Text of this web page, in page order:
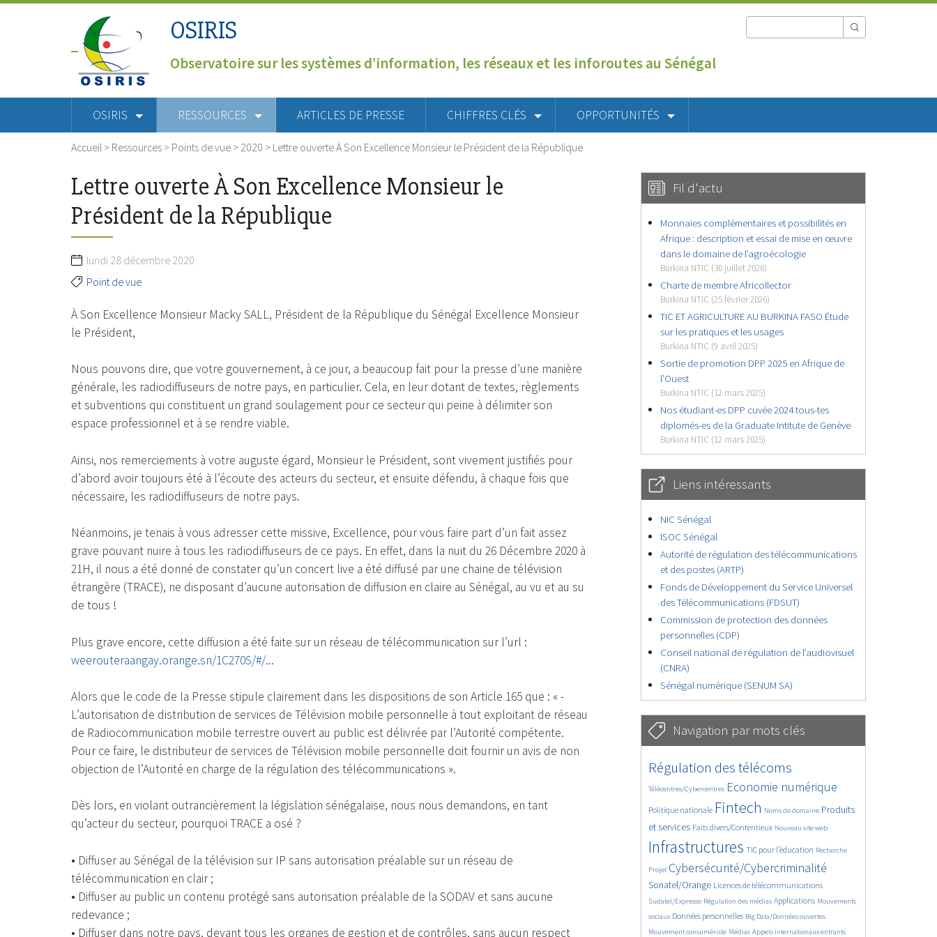
OSIRIS
Observatoire sur les systèmes d’information, les réseaux et les inforoutes au Sénégal
OSIRIS RESSOURCES ARTICLES DE PRESSE CHIFFRES CLÉS OPPORTUNITÉS
Accueil > Ressources > Points de vue > 2020 > Lettre ouverte À Son Excellence Monsieur le Président de la République
Lettre ouverte À Son Excellence Monsieur le
Président de la République
lundi 28 décembre 2020
Point de vue
À Son Excellence Monsieur Macky SALL, Président de la République du Sénégal Excellence Monsieur
le Président,
Nous pouvons dire, que votre gouvernement, à ce jour, a beaucoup fait pour la presse d’une manière
générale, les radiodiffuseurs de notre pays, en particulier. Cela, en leur dotant de textes, règlements
et subventions qui constituent un grand soulagement pour ce secteur qui peine à délimiter son
espace professionnel et à se rendre viable.
Ainsi, nos remerciements à votre auguste égard, Monsieur le Président, sont vivement justifiés pour
d’abord avoir toujours été à l’écoute des acteurs du secteur, et ensuite défendu, à chaque fois que
nécessaire, les radiodiffuseurs de notre pays.
Néanmoins, je tenais à vous adresser cette missive, Excellence, pour vous faire part d’un fait assez
grave pouvant nuire à tous les radiodiffuseurs de ce pays. En effet, dans la nuit du 26 Décembre 2020 à
21H, il nous a été donné de constater qu’un concert live a été diffusé par une chaine de télévision
étrangère (TRACE), ne disposant d’aucune autorisation de diffusion en claire au Sénégal, au vu et au su
de tous !
Plus grave encore, cette diffusion a été faite sur un réseau de télécommunication sur l’url :
weerouteraangay.orange.sn/1C270S/#/...
Alors que le code de la Presse stipule clairement dans les dispositions de son Article 165 que : « -
L’autorisation de distribution de services de Télévision mobile personnelle à tout exploitant de réseau
de Radiocommunication mobile terrestre ouvert au public est délivrée par l’Autorité compétente.
Pour ce faire, le distributeur de services de Télévision mobile personnelle doit fournir un avis de non
objection de l’Autorité en charge de la régulation des télécommunications ».
Dès lors, en violant outrancièrement la législation sénégalaise, nous nous demandons, en tant
qu’acteur du secteur, pourquoi TRACE a osé ?
• Diffuser au Sénégal de la télévision sur IP sans autorisation préalable sur un réseau de
télécommunication en clair ;
• Diffuser au public un contenu protégé sans autorisation préalable de la SODAV et sans aucune
redevance ;
• Diffuser dans notre pays, devant tous les organes de gestion et de contrôles, sans aucun respect
Fil d'actu
Monnaies complémentaires et possibilités en
Afrique : description et essai de mise en œuvre
dans le domaine de l’agroécologie
Burkina NTIC (30 juillet 2026)
Charte de membre Africollector
Burkina NTIC (25 février 2026)
TIC ET AGRICULTURE AU BURKINA FASO Étude
sur les pratiques et les usages
Burkina NTIC (9 avril 2025)
Sortie de promotion DPP 2025 en Afrique de
l’Ouest
Burkina NTIC (12 mars 2025)
Nos étudiant-es DPP cuvée 2024 tous-tes
diplomés-es de la Graduate Intitute de Genève
Burkina NTIC (12 mars 2025)
Liens intéressants
NIC Sénégal
ISOC Sénégal
Autorité de régulation des télécommunications
et des postes (ARTP)
Fonds de Développement du Service Universel
des Télécommunications (FDSUT)
Commission de protection des données
personnelles (CDP)
Conseil national de régulation de l’audiovisuel
(CNRA)
Sénégal numérique (SENUM SA)
Navigation par mots clés
4621/5681
Régulation des télécoms
387/5681
Télécentres/Cybercentres
3659/5681 Economie numérique
1846/5681
Politique nationale
5245/5681 Fintech
664/5681
Noms de domaine
2371/5681
Produits
et services
1571/5681 Faits divers/Contentieux
826/5681 Nouveau site web
5681/5681
Infrastructures
1796/5681
TIC pour l’éducation
196/5681
Recherche
247/5681
Projet
3591/5681Cybersécurité/Cybercriminalité
2302/5681
Sonatel/Orange
1625/5681 Licences de télécommunications
279/5681
Sudatel/Expresso
1035/5681 Régulation des médias
1527/5681 Applications
1133/5681
Mouvements
sociaux
1668/5681Données personnelles
142/5681 Big Data/Données ouvertes
609/5681
Mouvement consumériste
375/5681 Médias
657/5681 Appels internationaux entrants
1729/5681